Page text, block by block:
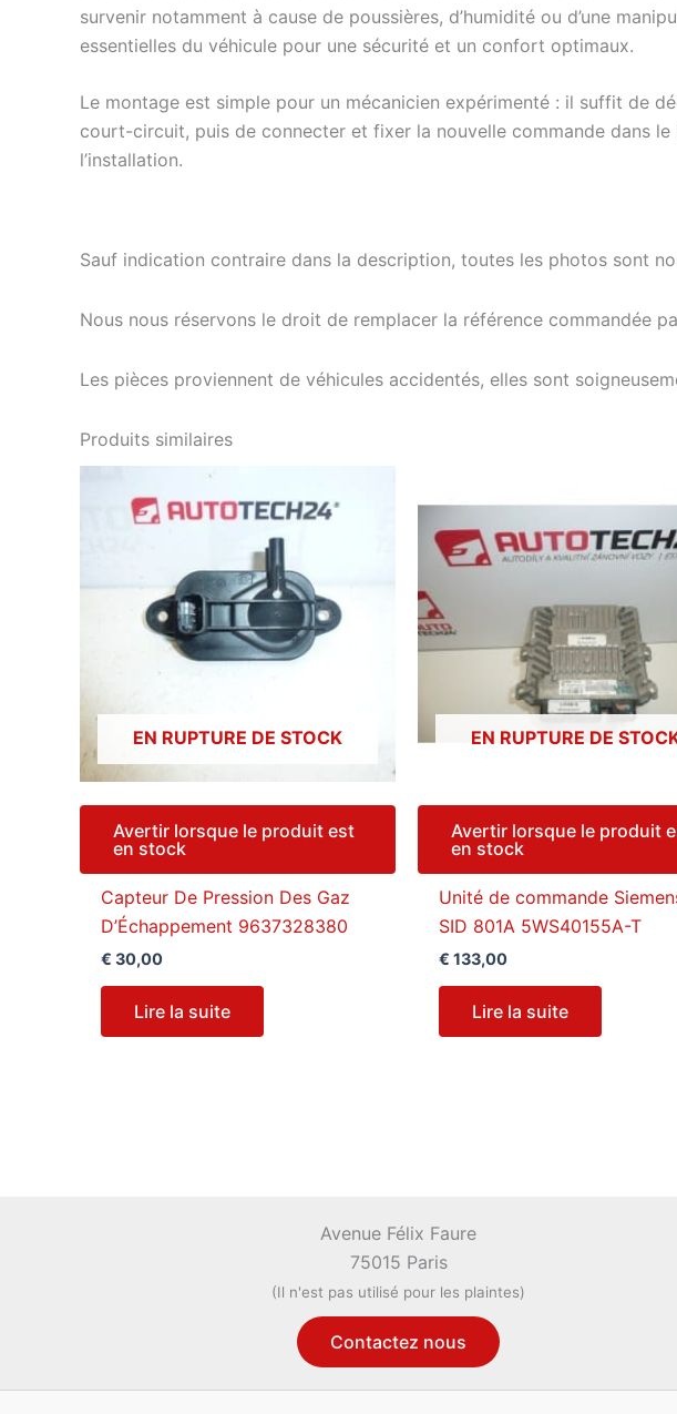
survenir notamment à cause de poussières, d’humidité ou d’une
essentielles du véhicule pour une sécurité et un confort optimaux.
Le montage est simple pour un mécanicien expérimenté : il suffit de
court-circuit, puis de connecter et fixer la nouvelle commande dans
l’installation.
Sauf indication contraire dans la description, toutes les photos sont
Nous nous réservons le droit de remplacer la référence commandée
Les pièces proviennent de véhicules accidentés, elles sont
Produits similaires
EN RUPTURE DE STOCK
Avertir lorsque le produit est
en stock
Capteur De Pression Des Gaz
D’Échappement 9637328380
€ 30,00
Lire la suite
EN RUPTURE DE
Avertir lorsque le produit
en stock
Unité de commande
SID 801A 5WS40155A-T
€ 133,00
Lire la suite
Avenue Félix Faure
75015 Paris
(Il n'est pas utilisé pour les plaintes)
Contactez nous